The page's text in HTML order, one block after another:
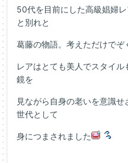
50代を目前にした高級娼婦
と別れと
葛藤の物語。考えただけでぞ
レアはとても美人でスタイ
鏡を
見ながら自身の老いを意識
世代として
身につまされました